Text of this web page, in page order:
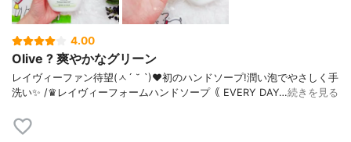
4.00
Olive ? 爽やかなグリーン
レイヴィーファン待望(ㅅ´ ˘ `)❤︎ 初のハンドソープ! 潤い泡でやさしく手
洗い✨ / ♛レイヴィーフォームハンドソープ ｟ EVERY DAY…続きを見る